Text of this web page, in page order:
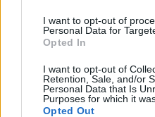
I want to opt-out of
Personal Data for
Opted In
I want to opt-out of
Retention, Sale, and/or
Personal Data that Is
Purposes for which it
Opted Out